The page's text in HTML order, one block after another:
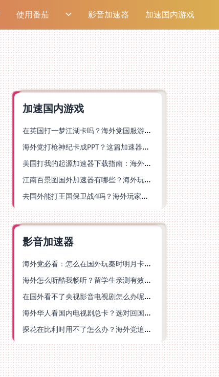
使用番茄 影音加速器 加速国内游戏
加速国内游戏
在英国打一梦江湖卡吗？海外党国服游戏不卡顿的终极解法
海外党打枪神纪卡成PPT？这篇加速器选择指南帮你丝滑上分
美国打我的起源加速器下载指南：海外玩国服游戏不再卡的终极方案
江南百景图国外加速器有哪些？海外玩家亲测好用的选择与避坑指南
去国外能打王国保卫战4吗？海外玩家国服游戏加速全攻略（附公主连结幻想江湖实测）
影音加速器
海外党必看：怎么在国外玩秦时明月卡牌版？附豆瓣EZCast地区限制破解法
海外怎么听酷我畅听？留学生亲测有效的华语内容解锁指南
在国外看不了央视影音电视剧怎么办呢？海外党亲测有效的回国加速方案
海外华人看国内电视剧总卡？选对回国加速器，还能解决菲律宾打不开反诈中心的问题
探花在比利时用不了怎么办？海外党追剧办事全攻略，选对加速器就够了